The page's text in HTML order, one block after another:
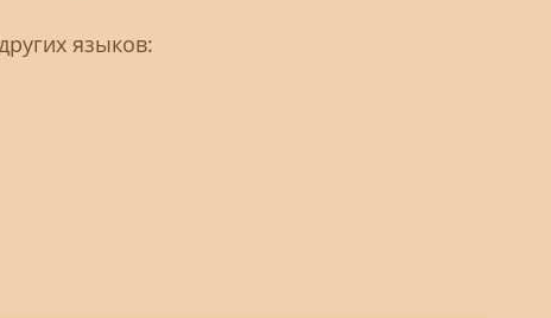
языков: